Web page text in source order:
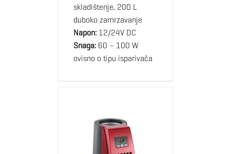
skladištenje, 200 L
duboko zamrzavanje
Napon:12/24V DC
Snaga:60 – 100 W
ovisno o tipu isparivača